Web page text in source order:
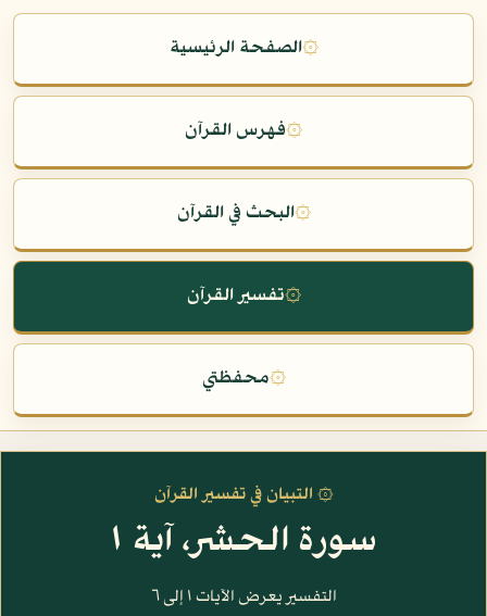
۞الصفحة الرئيسية
۞فهرس القرآن
۞البحث في القرآن
۞تفسير القرآن
۞محفظتي
۞ التبيان في تفسير القرآن
سورة الحشر، آية ١
التفسير يعرض الآيات ١ إلى ٦